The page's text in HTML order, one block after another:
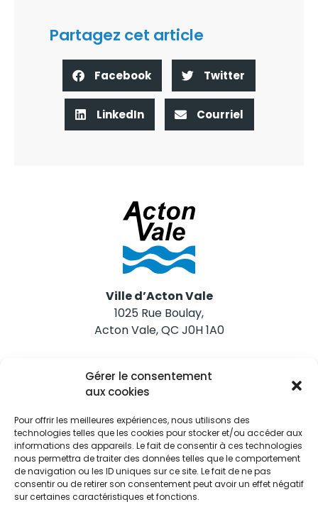
Gérer le consentement
aux cookies
Pour offrir les meilleures expériences, nous utilisons des
technologies telles que les cookies pour stocker et/ou accéder aux
informations des appareils. Le fait de consentir à ces technologies
nous permettra de traiter des données telles que le comportement
de navigation ou les ID uniques sur ce site. Le fait de ne pas
consentir ou de retirer son consentement peut avoir un effet négatif
sur certaines caractéristiques et fonctions.
Partagez cet article
Facebook Twitter
LinkedIn Courriel
Ville d’Acton Vale
1025 Rue Boulay,
Acton Vale, QC J0H 1A0
Nous joindre
Tél. 450 546-2703
Restez informés
Abonnez-vous aux alertes municipales